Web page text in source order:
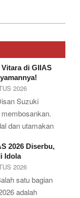
di GIIAS
2026
Suzuki
dan utamakan
2026 Diserbu,
Idola
2026
satu bagian
adalah